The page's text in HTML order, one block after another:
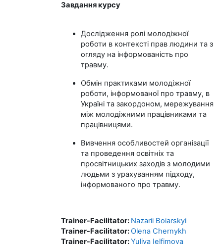
Завдання курсу
Дослідження ролі молодіжної
роботи в контексті прав людини та з
огляду на інформованість про
травму.
Обмін практиками молодіжної
роботи, інформованої про травму, в
Україні та закордоном, мережування
між молодіжними працівниками та
працівницями.
Вивчення особливостей організації
та проведення освітніх та
просвітницьких заходів з молодими
людьми з урахуванням підходу,
інформованого про травму.
Trainer-Facilitator: Nazarii Boiarskyi
Trainer-Facilitator:Olena Chernykh
Trainer-Facilitator:Yuliya Ielfimova